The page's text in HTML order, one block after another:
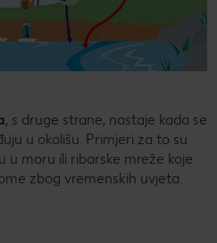
, s druge strane, nastaje kada se
u okolišu. Primjeri za to su
u moru ili ribarske mreže koje
zbog vremenskih uvjeta.